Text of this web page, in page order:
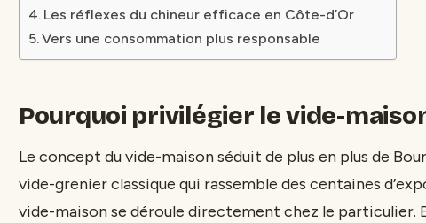
Les réflexes du chineur efficace en Côte-d’Or
Vers une consommation plus responsable
Pourquoi privilégier le vide-
Le concept du vide-maison séduit de plus en plus de
vide-grenier classique qui rassemble des centaines
vide-maison se déroule directement chez le particulier.